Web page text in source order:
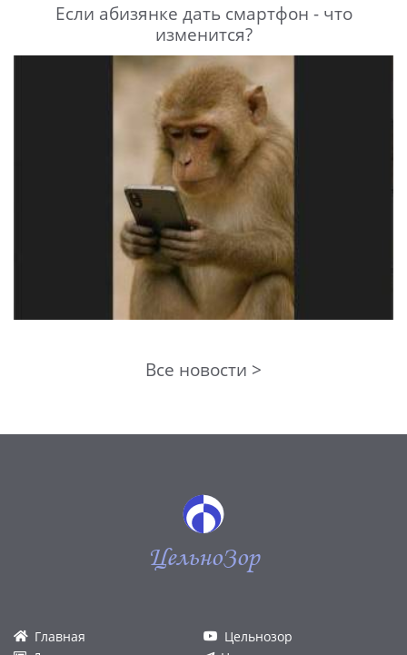
Если абизянке дать смартфон - что
изменится?
Все новости >
ЦельноЗор
Главная
Цельнозор